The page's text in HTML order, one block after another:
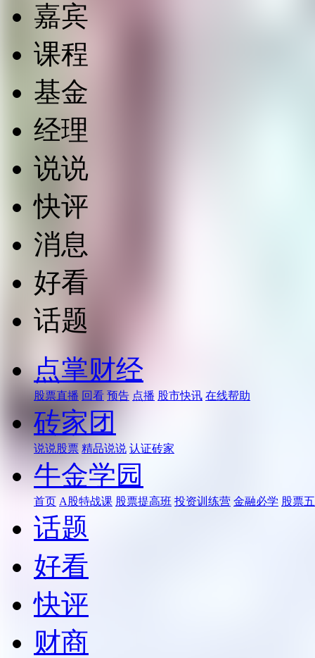
嘉宾
课程
基金
经理
说说
快评
消息
好看
话题
点掌财经
股票直播 回看 预告 点播 股市快讯 在线帮助
砖家团
说说股票 精品说说 认证砖家
牛金学园
首页 A股特战课 股票提高班 投资训练营 金融必学 股票
话题
好看
快评
财商